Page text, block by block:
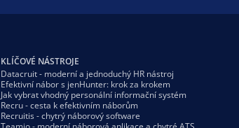
KLÍČOVÉ NÁSTROJE
Datacruit - moderní a jednoduchý HR nástroj
Efektivní nábor s jenHunter: krok za krokem
Jak vybrat vhodný personální informační systém
Recru - cesta k efektivním náborům
Recruitis - chytrý náborový software